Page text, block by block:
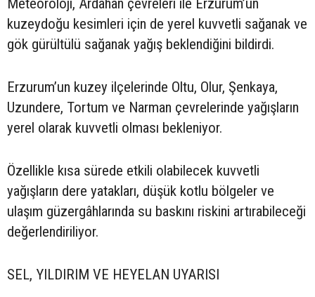
Meteoroloji, Ardahan çevreleri ile Erzurum’un
kuzeydoğu kesimleri için de yerel kuvvetli sağanak ve
gök gürültülü sağanak yağış beklendiğini bildirdi.
Erzurum’un kuzey ilçelerinde Oltu, Olur, Şenkaya,
Uzundere, Tortum ve Narman çevrelerinde yağışların
yerel olarak kuvvetli olması bekleniyor.
Özellikle kısa sürede etkili olabilecek kuvvetli
yağışların dere yatakları, düşük kotlu bölgeler ve
ulaşım güzergâhlarında su baskını riskini artırabileceği
değerlendiriliyor.
SEL, YILDIRIM VE HEYELAN UYARISI